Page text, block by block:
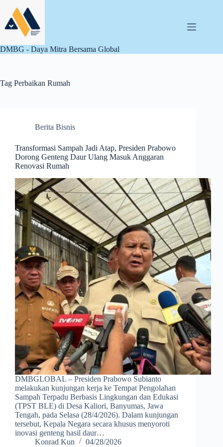
content
DMBG - Daya Mitra Bersama Global
Tag Perbaikan Rumah
Berita Bisnis
Transformasi Sampah Jadi Atap, Presiden Prabowo
Dorong Genteng Daur Ulang Masuk Anggaran
Renovasi Rumah
DMBGLOBAL – Presiden Prabowo Subianto
melakukan kunjungan kerja ke Tempat Pengolahan
Sampah Terpadu Berbasis Lingkungan dan Edukasi
(TPST BLE) di Desa Kaliori, Banyumas, Jawa
Tengah, pada Selasa (28/4/2026). Dalam kunjungan
tersebut, Kepala Negara secara khusus menyoroti
inovasi genteng hasil daur…
Konrad Kun
04/28/2026